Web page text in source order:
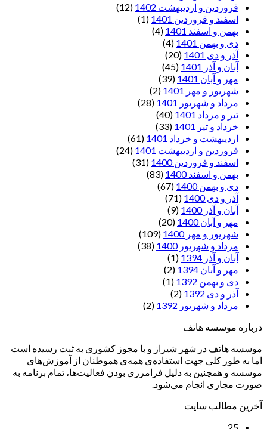
فروردین و اردیبهشت 1402
(12)
اسفند و فروردین 1401
(1)
بهمن و اسفند 1401
(4)
دی و بهمن 1401
(4)
آذر و دی 1401
(20)
آبان و آذر 1401
(45)
مهر و آبان 1401
(39)
شهریور و مهر 1401
(2)
مرداد و شهریور 1401
(28)
تیر و مرداد 1401
(40)
خرداد و تیر 1401
(33)
اردیبهشت و خرداد 1401
(61)
فروردین و اردیبهشت 1401
(24)
اسفند و فروردین 1400
(31)
بهمن و اسفند 1400
(83)
دی و بهمن 1400
(67)
آذر و دی 1400
(71)
آبان و آذر 1400
(9)
مهر و آبان 1400
(20)
شهریور و مهر 1400
(109)
مرداد و شهریور 1400
(38)
آبان و آذر 1394
(1)
مهر و آبان 1394
(2)
دی و بهمن 1392
(1)
آذر و دی 1392
(2)
مرداد و شهریور 1392
(2)
درباره موسسه هاتف
موسسه هاتف در شهر شیراز و با مجوز کشوری به ثبت رسیده است
اما به طور کلی جهت استفاده‌ی همه‌ی هموطنان از آموزش‌های
موسسه و همچنین به دلیل فرامرزی بودن فعالیت‌ها، تمام برنامه به
صورت مجازی انجام می‌شود.
آخرین مطالب سایت